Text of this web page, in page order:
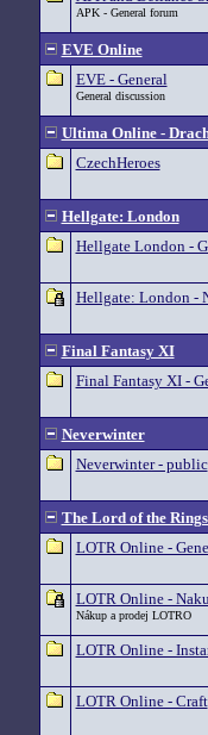
APK - General forum
EVE Online
EVE - General
General discussion
Ultima Online -
CzechHeroes
Hellgate: London
Hellgate London -
Hellgate: London -
Final Fantasy XI
Final Fantasy XI -
Neverwinter
Neverwinter - public
The Lord of the
LOTR Online -
LOTR Online -
Nákup a prodej LOTRO
LOTR Online -
LOTR Online - Craft